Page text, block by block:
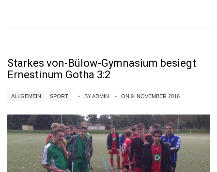
Starkes von-Bülow-Gymnasium besiegt
Ernestinum Gotha 3:2
ALLGEMEIN SPORT BY ADMIN ON 9. NOVEMBER 2016